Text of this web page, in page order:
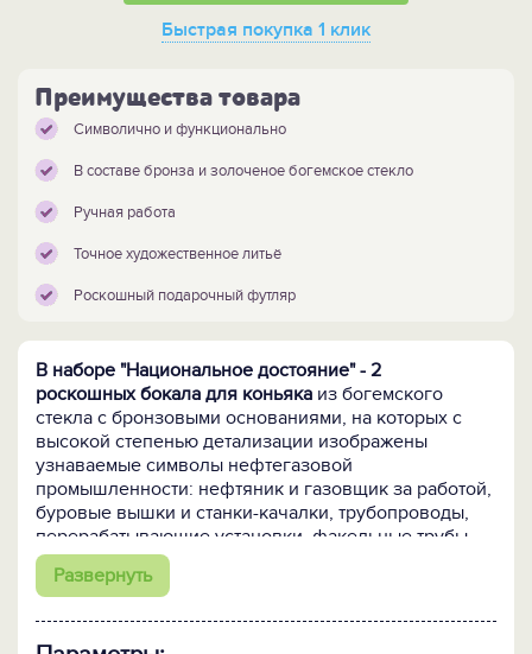
Быстрая покупка 1 клик
Преимущества товара
Символично и функционально
В составе бронза и золоченое богемское стекло
Ручная работа
Точное художественное литьё
Роскошный подарочный футляр
В наборе "Национальное достояние" - 2
роскошных бокала для коньяка из богемского
стекла с бронзовыми основаниями, на которых с
высокой степенью детализации изображены
узнаваемые символы нефтегазовой
промышленности: нефтяник и газовщик за работой,
буровые вышки и станки-качалки, трубопроводы,
перерабатывающие установки, факельные трубы.
Ну, и конечно, импровизированный Герб
нефтяников и газовиков, который объединяет всю
Развернуть